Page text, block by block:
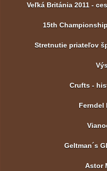
Veľká Británia 2011 -
15th
Stretnutie priateľov
Crufts -
Ferndel
Geltman´s
Astor